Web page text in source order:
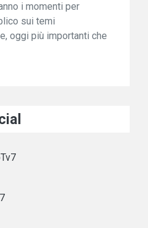
i momenti per
sui temi
oggi più importanti che